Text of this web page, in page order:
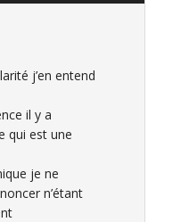
j’en entend
il y a
qui est une
je ne
n’étant